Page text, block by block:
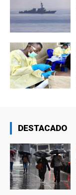
DESTACADO